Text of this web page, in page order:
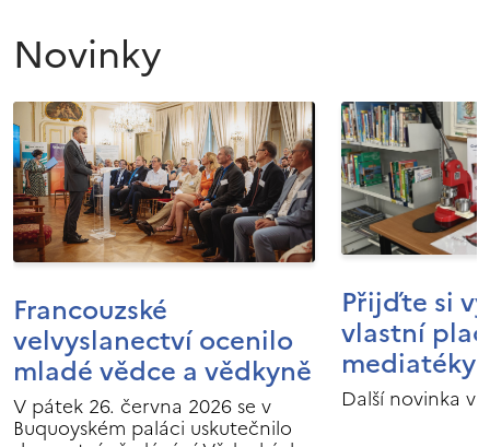
Novinky
Francouzské
velvyslanectví ocenilo
mladé vědce a vědkyně
V pátek 26. června 2026 se v
Buquoyském paláci uskutečnilo
Přijďte si
vlastní
mediatéky
Další novinka v